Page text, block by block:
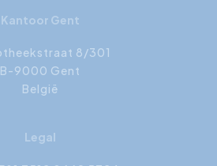
Kantoor Gent
8/301
B-9000 Gent
België
Legal